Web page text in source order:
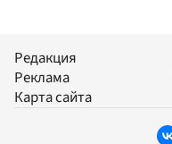
Редакция
Реклама
Карта сайта